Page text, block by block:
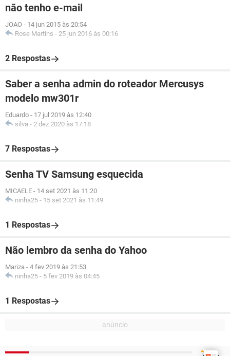
não tenho e-mail
JOAO - 14 jun 2015 às 20:54
Rose Martins - 25 jun 2016 às 00:16
2 Respostas
Saber a senha admin do roteador Mercusys
modelo mw301r
Eduardo - 17 jul 2019 às 12:40
silva - 2 dez 2020 às 17:18
7 Respostas
Senha TV Samsung esquecida
MICAELE - 14 set 2021 às 11:20
ninha25 - 15 set 2021 às 11:49
1 Respostas
Não lembro da senha do Yahoo
Mariza - 4 fev 2019 às 21:53
ninha25 - 5 fev 2019 às 04:45
1 Respostas